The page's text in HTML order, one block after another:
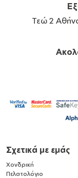
Τεώ 2
Σχετικά με εμάς
Χονδρική
Πελατολόγιο